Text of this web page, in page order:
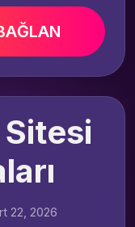
22, 2026